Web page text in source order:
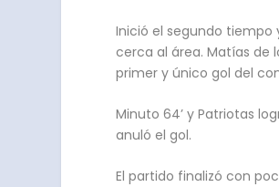
Inició el segundo
cerca al área. Matías de
primer y único gol del
Minuto 64’ y Patriotas
anuló el gol.
El partido finalizó con